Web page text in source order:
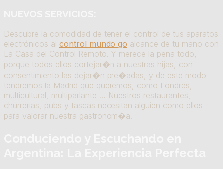
Descubre la comodidad de tener el control de tus aparatos
electrónicos al control mundo go alcance de tu mano con
La Casa del Control Remoto. Y merece la pena todo,
porque todos ellos cortejar�n a nuestras hijas, con
consentimiento las dejar�n pre�adas, y de este modo
tendremos la Madrid que queremos, como Londres,
multicultural, multiparlante … Nuestros restaurantes,
churrerias, pubs y tascas necesitan alguien como ellos
para valorar nuestra gastronom�a.